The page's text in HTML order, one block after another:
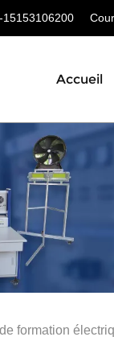
15153106200
Accueil
formation